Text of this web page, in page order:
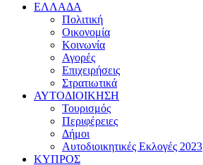
ΕΛΛΑΔΑ
Πολιτική
Οικονομία
Κοινωνία
Αγορές
Επιχειρήσεις
Στρατιωτικά
ΑΥΤΟΔΙΟΙΚΗΣΗ
Τουρισμός
Περιφέρειες
Δήμοι
Αυτοδιοικητικές Εκλογές 2023
ΚΥΠΡΟΣ